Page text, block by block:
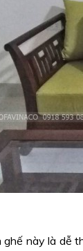
ghế này là dễ